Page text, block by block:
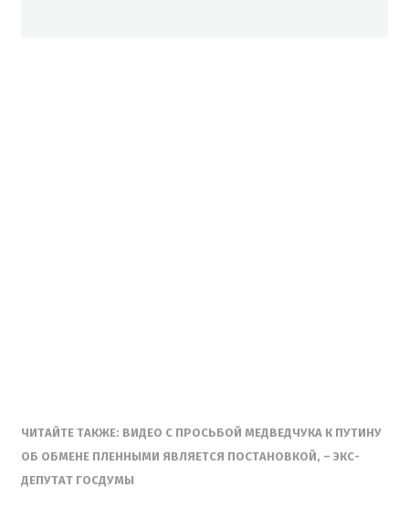
ЧИТАЙТЕ ТАКЖЕ: ВИДЕО С ПРОСЬБОЙ МЕДВЕДЧУКА К ПУТИНУ
ОБ ОБМЕНЕ ПЛЕННЫМИ ЯВЛЯЕТСЯ ПОСТАНОВКОЙ, – ЭКС-
ДЕПУТАТ ГОСДУМЫ